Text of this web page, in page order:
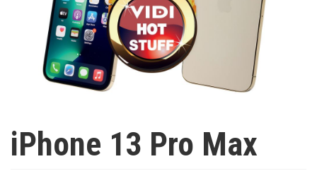
iPhone 13 Pro Max